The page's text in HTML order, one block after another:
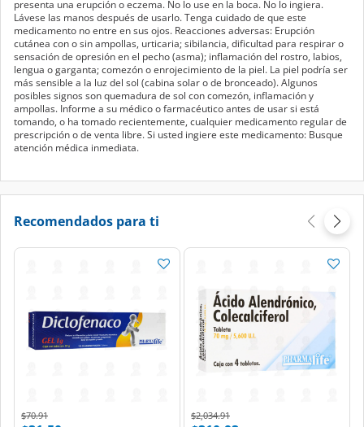
presenta una erupción o eczema. No lo use en la boca. No lo ingiera.
Lávese las manos después de usarlo. Tenga cuidado de que este
medicamento no entre en sus ojos. Reacciones adversas: Erupción
cutánea con o sin ampollas, urticaria; sibilancia, dificultad para respirar o
sensación de opresión en el pecho (asma); inflamación del rostro, labios,
lengua o garganta; comezón o enrojecimiento de la piel. La piel podría ser
más sensible a la luz del sol (cabina solar o de bronceado). Algunos
posibles signos son quemadura de sol con comezón, inflamación y
ampollas. Informe a su médico o farmacéutico antes de usar si está
tomando, o ha tomado recientemente, cualquier medicamento regular de
prescripción o de venta libre. Si usted ingiere este medicamento: Busque
atención médica inmediata.
Recomendados para ti
Price reduced from
$70.91to Price reduced from
$2,034.91to